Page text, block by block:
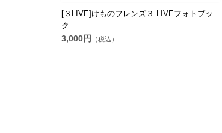
[３LIVE]けものフレンズ３ LIVEフォトブッ
ク
3,000円 （税込）